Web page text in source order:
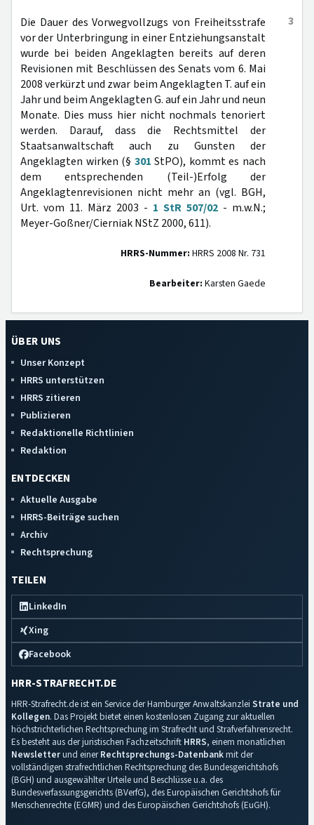
3
Die Dauer des Vorwegvollzugs von Freiheitsstrafe
vor der Unterbringung in einer Entziehungsanstalt
wurde bei beiden Angeklagten bereits auf deren
Revisionen mit Beschlüssen des Senats vom 6. Mai
2008 verkürzt und zwar beim Angeklagten T. auf ein
Jahr und beim Angeklagten G. auf ein Jahr und neun
Monate. Dies muss hier nicht nochmals tenoriert
werden. Darauf, dass die Rechtsmittel der
Staatsanwaltschaft auch zu Gunsten der
Angeklagten wirken (§ 301 StPO), kommt es nach
dem entsprechenden (Teil-)Erfolg der
Angeklagtenrevisionen nicht mehr an (vgl. BGH,
Urt. vom 11. März 2003 - 1 StR 507/02 - m.w.N.;
Meyer-Goßner/Cierniak NStZ 2000, 611).
HRRS-Nummer: HRRS 2008 Nr. 731
Bearbeiter: Karsten Gaede
ÜBER UNS
Unser Konzept
HRRS unterstützen
HRRS zitieren
Publizieren
Redaktionelle Richtlinien
Redaktion
ENTDECKEN
Aktuelle Ausgabe
HRRS-Beiträge suchen
Archiv
Rechtsprechung
TEILEN
LinkedIn
Xing
Facebook
HRR-STRAFRECHT.DE
HRR-Strafrecht.de ist ein Service der Hamburger Anwaltskanzlei Strate und
Kollegen. Das Projekt bietet einen kostenlosen Zugang zur aktuellen
höchstrichterlichen Rechtsprechung im Strafrecht und Strafverfahrensrecht.
Es besteht aus der juristischen Fachzeitschrift HRRS, einem monatlichen
Newsletterund einerRechtsprechungs-Datenbankmit der
vollständigen strafrechtlichen Rechtsprechung des Bundesgerichtshofs
(BGH) und ausgewählter Urteile und Beschlüsse u.a. des
Bundesverfassungsgerichts (BVerfG), des Europäischen Gerichtshofs für
Menschenrechte (EGMR) und des Europäischen Gerichtshofs (EuGH).